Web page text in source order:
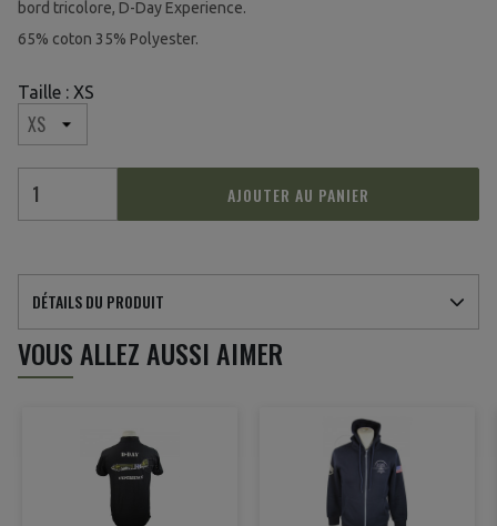
bord tricolore, D-Day Experience.
65% coton 35% Polyester.
Taille : XS
AJOUTER AU PANIER
DÉTAILS DU PRODUIT
VOUS ALLEZ AUSSI AIMER